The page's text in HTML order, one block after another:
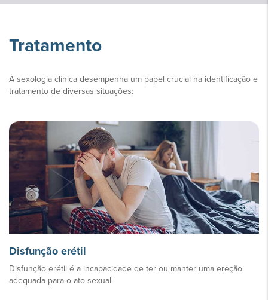
Tratamento
A sexologia clínica desempenha um papel crucial na identificação e
tratamento de diversas situações:
Disfunção erétil
Disfunção erétil é a incapacidade de ter ou manter uma ereção
adequada para o ato sexual.